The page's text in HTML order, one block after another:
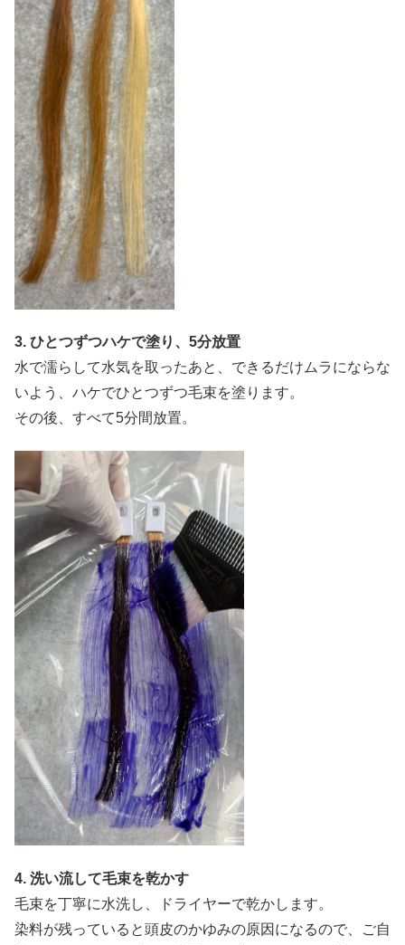
3. ひとつずつハケで塗り、5分放置
水で濡らして水気を取ったあと、できるだけムラにならな
いよう、ハケでひとつずつ毛束を塗ります。
その後、すべて5分間放置。
4. 洗い流して毛束を乾かす
毛束を丁寧に水洗し、ドライヤーで乾かします。
染料が残っていると頭皮のかゆみの原因になるので、ご自